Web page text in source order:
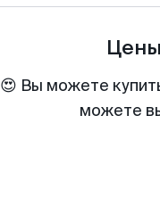
😍 Вы можете
можете